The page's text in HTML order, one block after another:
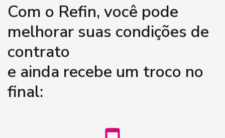
Com o Refin, você pode
melhorar suas condições de
contrato
e ainda recebe um troco no
final: